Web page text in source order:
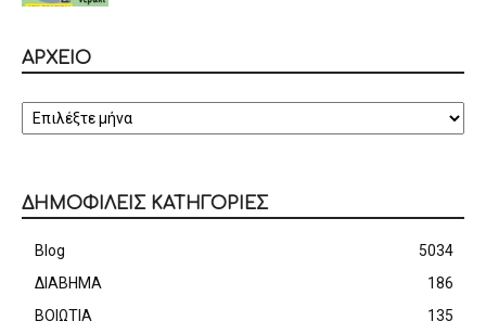
ΑΡΧΕΙΟ
ΔΗΜΟΦΙΛΕΙΣ ΚΑΤΗΓΟΡΙΕΣ
Blog
5034
ΔΙΑΒΗΜΑ
186
ΒΟΙΩΤΙΑ
135